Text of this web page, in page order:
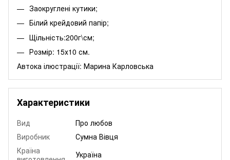
Заокруглені кутики;
Білий крейдовий папір;
Щільність:200г\см;
Розмір: 15х10 см.
Автока ілюстрації: Марина Карловська
Характеристики
Вид
Про любов
Виробник
Сумна Вівця
Країна
Україна